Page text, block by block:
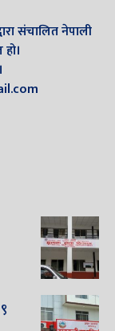
संचालित नेपाली